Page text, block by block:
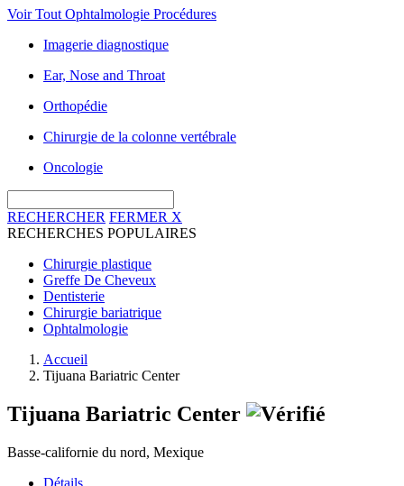
Voir Tout Ophtalmologie Procédures
Imagerie diagnostique
Ear, Nose and Throat
Orthopédie
Chirurgie de la colonne vertébrale
Oncologie
RECHERCHER FERMER X
RECHERCHES POPULAIRES
Chirurgie plastique
Greffe De Cheveux
Dentisterie
Chirurgie bariatrique
Ophtalmologie
Accueil
Tijuana Bariatric Center
Tijuana Bariatric Center
Basse-californie du nord, Mexique
Détails